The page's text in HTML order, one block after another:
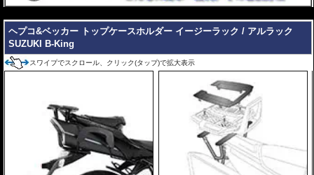
ヘプコ&ベッカー トップケースホルダー イージーラック / アルラック
SUZUKI B-King
スワイプでスクロール、クリック(タップ)で拡大表示